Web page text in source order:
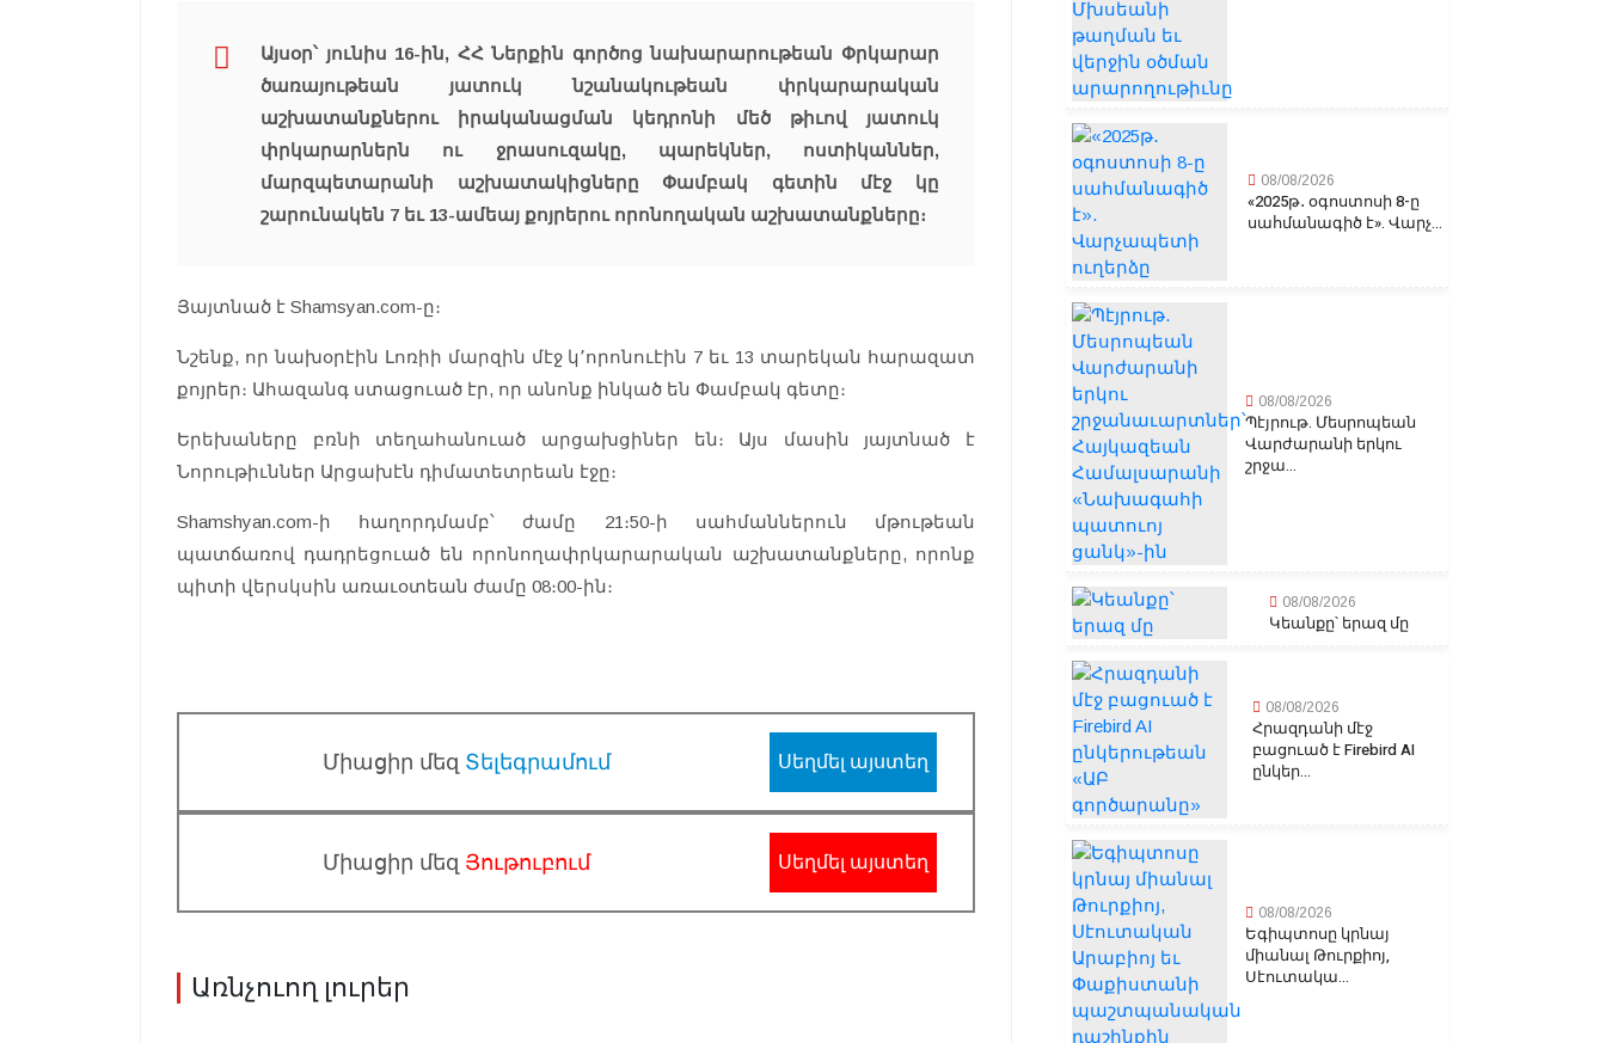
Այսօր՝ յունիս 16-ին, ՀՀ Ներքին գործոց նախարարութեան Փրկարար
ծառայութեան յատուկ նշանակութեան փրկարարական
աշխատանքներու իրականացման կեդրոնի մեծ թիւով յատուկ
փրկարարներն ու ջրասուզակը, պարեկներ, ոստիկաններ,
մարզպետարանի աշխատակիցները Փամբակ գետին մէջ կը
շարունակեն 7 եւ 13-ամեայ քոյրերու որոնողական աշխատանքները։
Յայտնած է Shamsyan.com-ը։
Նշենք, որ նախօրէին Լոռիի մարզին մէջ կ՚որոնուէին 7 եւ 13 տարեկան հարազատ
քոյրեր։ Ահազանգ ստացուած էր, որ անոնք ինկած են Փամբակ գետը։
Երեխաները բռնի տեղահանուած արցախցիներ են։ Այս մասին յայտնած է
Նորութիւններ Արցախէն դիմատետրեան էջը։
Shamshyan.com-ի հաղորդմամբ՝ ժամը 21։50-ի սահմաններուն մթութեան
պատճառով դադրեցուած են որոնողափրկարարական աշխատանքները, որոնք
պիտի վերսկսին առաւօտեան ժամը 08։00-ին։
Միացիր մեզ Տելեգրամում Սեղմել այստեղ
Միացիր մեզ Յութուբում Սեղմել այստեղ
Առնչուող լուրեր
08/08/2026
«2025թ․ օգոստոսի 8-ը
սահմանագիծ է». Վարչ...
08/08/2026
Պէյրութ. Մեսրոպեան
Վարժարանի երկու
շրջա...
08/08/2026
Կեանքը՝ երազ մը
08/08/2026
Հրազդանի մէջ
բացուած է Firebird AI
ընկեր...
08/08/2026
Եգիպտոսը կրնայ
միանալ Թուրքիոյ,
Սէուտակա...